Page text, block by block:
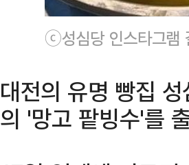
ⓒ성심당 인스타그램
대전의 유명 빵집
의 '망고 팥빙수'를